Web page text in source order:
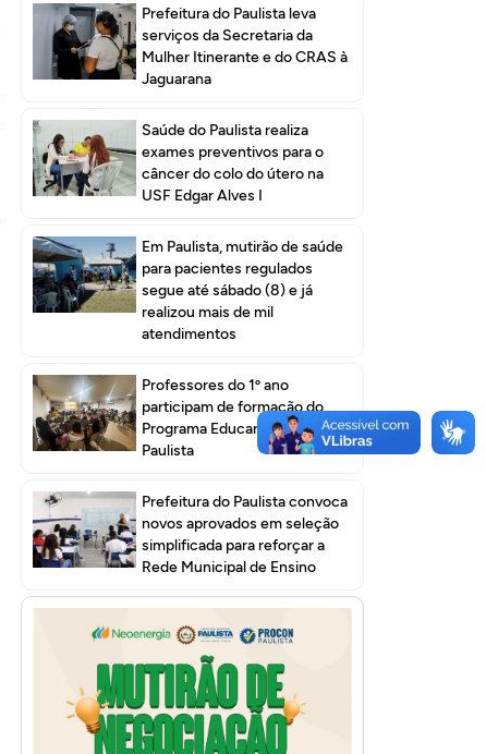
Prefeitura do Paulista leva
serviços da Secretaria da
Mulher Itinerante e do CRAS à
Jaguarana
Saúde do Paulista realiza
exames preventivos para o
câncer do colo do útero na
USF Edgar Alves I
Em Paulista, mutirão de saúde
para pacientes regulados
segue até sábado (8) e já
realizou mais de mil
atendimentos
Professores do 1º ano
participam de formação do
Programa Educar pra Valer em
Paulista
Prefeitura do Paulista convoca
novos aprovados em seleção
simplificada para reforçar a
Rede Municipal de Ensino